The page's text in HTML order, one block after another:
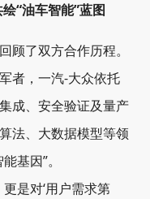
“油车智能”蓝图
顾了双方合作历程。
者，一汽-大众依托
成、安全验证及量产
法、大数据模型等领
基因”。
是对‘用户需求第